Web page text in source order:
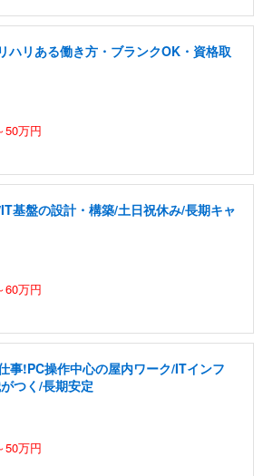
ハリある働き方・ブランクOK・資格取
50万円
基盤の設計・構築/土日祝休み/長期キャ
60万円
事!PC操作中心の屋内ワーク/ITインフ
つく/長期安定
50万円